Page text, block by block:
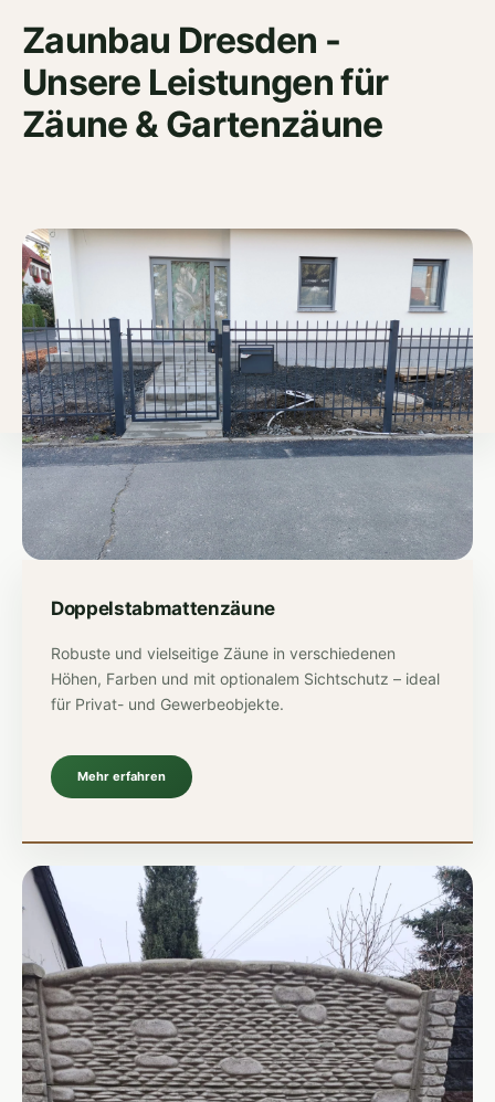
Zaunbau Dresden -
Unsere Leistungen für
Zäune & Gartenzäune
Doppelstabmattenzäune
Robuste und vielseitige Zäune in verschiedenen
Höhen, Farben und mit optionalem Sichtschutz – ideal
für Privat- und Gewerbeobjekte.
Mehr erfahren